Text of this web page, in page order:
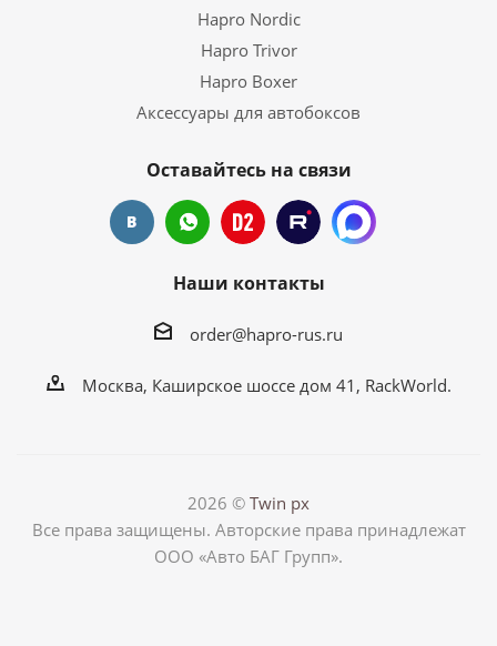
Hapro Nordic
Hapro Trivor
Hapro Boxer
Аксессуары для автобоксов
Оставайтесь на связи
Наши контакты
order@hapro-rus.ru
Москва, Каширское шоссе дом 41, RackWorld.
2026 © Twin px
Все права защищены. Авторские права принадлежат
ООО «Авто БАГ Групп».